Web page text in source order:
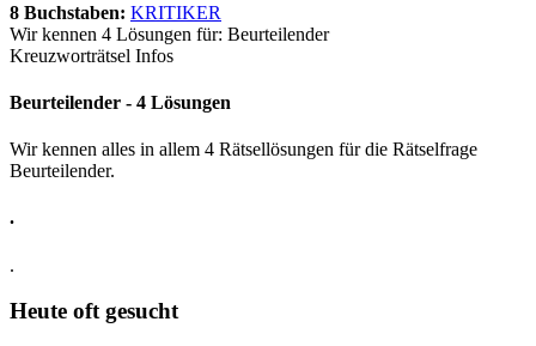
8 Buchstaben: KRITIKER
Wir kennen 4 Lösungen für: Beurteilender
Kreuzworträtsel Infos
Beurteilender - 4 Lösungen
Wir kennen alles in allem 4 Rätsellösungen für die Rätselfrage
Beurteilender.
.
.
Heute oft gesucht